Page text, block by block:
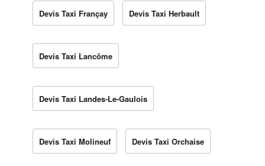
Devis Taxi Françay Devis Taxi Herbault
Devis Taxi Lancôme
Devis Taxi Landes-Le-Gaulois
Devis Taxi Molineuf Devis Taxi Orchaise